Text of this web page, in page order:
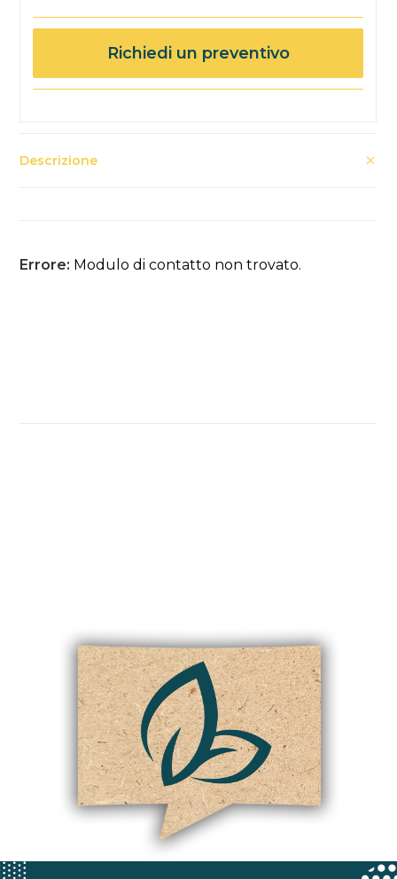
Richiedi un preventivo
Descrizione
Errore: Modulo di contatto non trovato.